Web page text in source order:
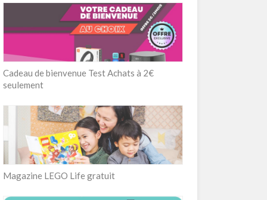
Cadeau de bienvenue Test Achats à 2€
seulement
Magazine LEGO Life gratuit